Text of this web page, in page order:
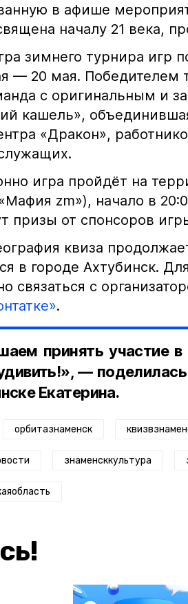
в афише
началу 21 века,
зимнего турнира игр
— 20 мая.
с оригинальным и
кашель»,
«Дракон»,
игра пройдёт на
zm»), начало в
призы от спонсоров
квиза
в городе Ахтубинск.
связаться с
.
принять участие
—
Екатерина.
орбитазнаменск
знаменсккультура